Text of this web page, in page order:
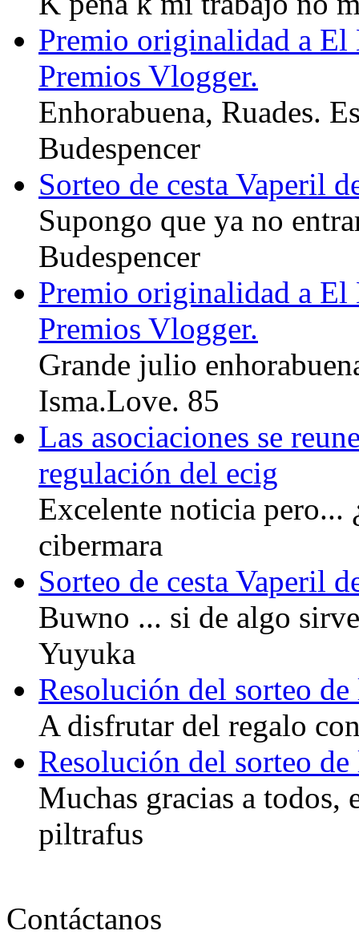
Premio originalidad a El
Premios Vlogger.
Enhorabuena, Ruades.
Budespencer
Sorteo de cesta Vaperil
Supongo que ya no
Budespencer
Premio originalidad a El
Premios Vlogger.
Grande julio
Isma.Love. 85
Las asociaciones se
regulación del ecig
Excelente noticia pero...
cibermara
Sorteo de cesta Vaperil
Buwno ... si de algo
Yuyuka
Resolución del sorteo
A disfrutar del regalo
Resolución del sorteo
Muchas gracias a todos,
piltrafus
Contáctanos